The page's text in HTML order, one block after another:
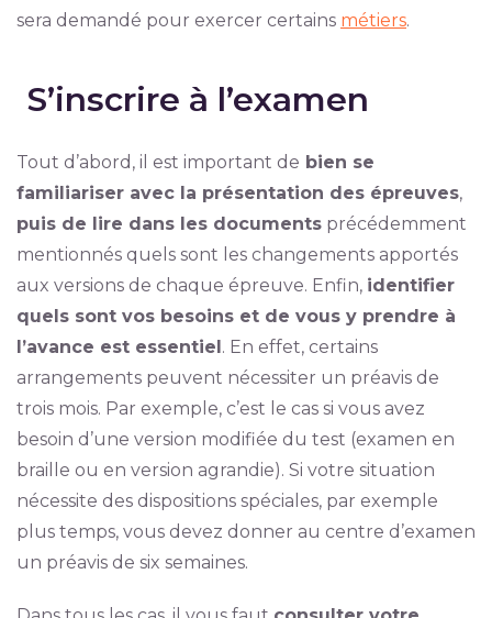
sera demandé pour exercer certains métiers.
S’inscrire à l’examen
Tout d’abord, il est important de bien se
familiariser avec la présentation des épreuves,
puis de lire dans les documents précédemment
mentionnés quels sont les changements apportés
aux versions de chaque épreuve. Enfin, identifier
quels sont vos besoins et de vous y prendre à
l’avance est essentiel . En effet, certains
arrangements peuvent nécessiter un préavis de
trois mois. Par exemple, c’est le cas si vous avez
besoin d’une version modifiée du test (examen en
braille ou en version agrandie). Si votre situation
nécessite des dispositions spéciales, par exemple
plus temps, vous devez donner au centre d’examen
un préavis de six semaines.